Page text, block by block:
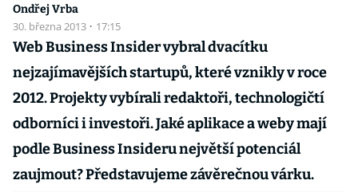
Ondřej Vrba
30. března 2013 · 17:15
Web Business Insider vybral dvacítku
nejzajímavějších startupů, které vznikly v roce
2012. Projekty vybírali redaktoři, technologičtí
odborníci i investoři. Jaké aplikace a weby mají
podle Business Insideru největší potenciál
zaujmout? Představujeme závěrečnou várku.